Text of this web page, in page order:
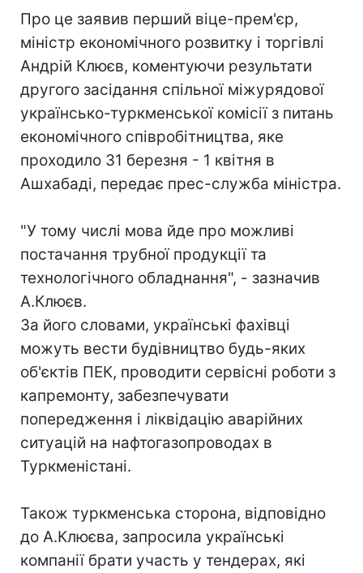
Про це заявив перший віце-прем'єр,
міністр економічного розвитку і торгівлі
Андрій Клюєв, коментуючи результати
другого засідання спільної міжурядової
українсько-туркменської комісії з питань
економічного співробітництва, яке
проходило 31 березня - 1 квітня в
Ашхабаді, передає прес-служба міністра.
"У тому числі мова йде про можливі
постачання трубної продукції та
технологічного обладнання", - зазначив
А.Клюєв.
За його словами, українські фахівці
можуть вести будівництво будь-яких
об'єктів ПЕК, проводити сервісні роботи з
капремонту, забезпечувати
попередження і ліквідацію аварійних
ситуацій на нафтогазопроводах в
Туркменістані.
Також туркменська сторона, відповідно
до А.Клюєва, запросила українські
компанії брати участь у тендерах, які